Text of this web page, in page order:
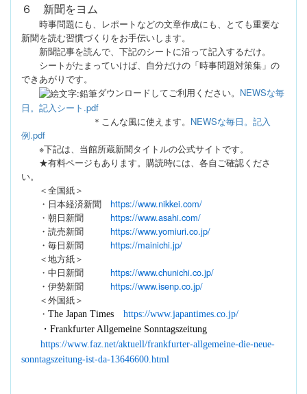
６ 新聞をヨム
時事問題にも、レポートなどの文章作成にも、とても重要な
新聞を読む習慣づくりをお手伝いします。
新聞記事を読んで、下記のシートに沿って記入するだけ。
シートがたまっていけば、 自分だけの「時事問題対策集」の
できあがりです。
ダウンロードしてご利用ください。 NEWSな毎
日。記入シート.pdf
＊こんな風に使えます。 NEWSな毎日。記入
例.pdf
※下記は、当館所蔵新聞タイトルの公式サイトです。
★有料ページもあります。購読時には、各自ご確認くださ
い。
＜全国紙＞
・日本経済新聞 https://www.nikkei.com/
・朝日新聞 https://www.asahi.com/
・読売新聞 https://www.yomiuri.co.jp/
・毎日新聞 https://mainichi.jp/
＜地方紙＞
・中日新聞 https://www.chunichi.co.jp/
・伊勢新聞 https://www.isenp.co.jp/
＜外国紙＞
・ The Japan Times https://www.japantimes.co.jp/
・ Frankfurter Allgemeine Sonntagszeitung
https://www.faz.net/aktuell/frankfurter-allgemeine-die-neue-
sonntagszeitung-ist-da-13646600.html